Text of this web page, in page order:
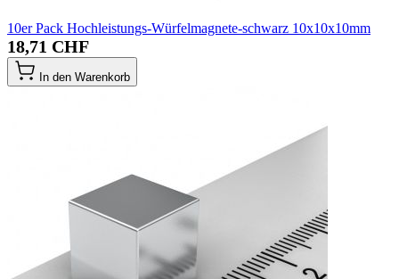
10er Pack Hochleistungs-Würfelmagnete-schwarz 10x10x10mm
18,71 CHF
In den Warenkorb